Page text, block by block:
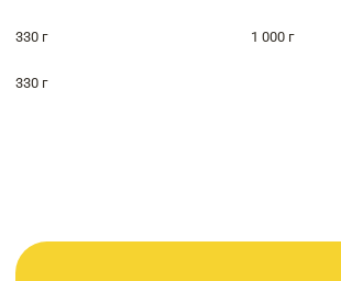
330 г 1 000 г
330 г